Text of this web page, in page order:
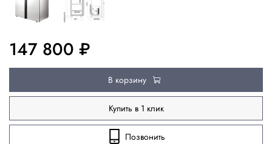
147 800 ₽
В корзину
Купить в 1 клик
Позвонить